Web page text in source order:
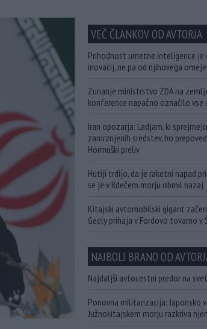
VEČ ČLANKOV OD AVTORJA
Prihodnost umetne inteligence je
inovacij, ne pa od njihovega
Zunanje ministrstvo ZDA na
konference napačno označilo vse
Iran opozarja: Ladjam, ki
zamrznjenih sredstev, bo
Hormuški preliv
Hutiji trdijo, da je raketni napad
se je v Rdečem morju obrnil nazaj
Kitajski avtomobilski gigant
Geely prihaja v Fordovo tovarno v
NAJBOLJ BRANO OD
Najdaljši avtocestni predor na
Ponovna militarizacija: Japonsko
Južnokitajskem morju razkriva